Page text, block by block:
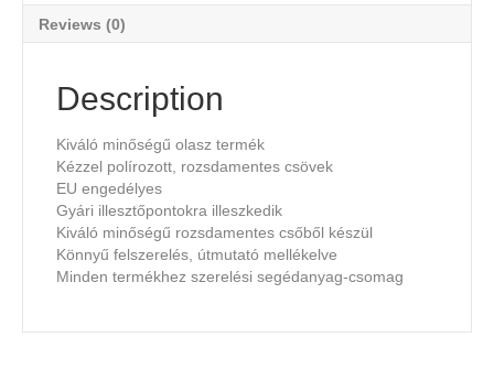
Reviews (0)
Description
Kiváló minőségű olasz termék
Kézzel polírozott, rozsdamentes csövek
EU engedélyes
Gyári illesztőpontokra illeszkedik
Kiváló minőségű rozsdamentes csőből készül
Könnyű felszerelés, útmutató mellékelve
Minden termékhez szerelési segédanyag-csomag